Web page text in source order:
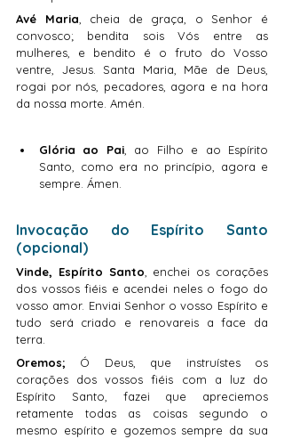
Avé Maria, cheia de graça, o Senhor é
convosco; bendita sois Vós entre as
mulheres, e bendito é o fruto do Vosso
ventre, Jesus. Santa Maria, Mãe de Deus,
rogai por nós, pecadores, agora e na hora
da nossa morte. Amén.
Glória ao Pai, ao Filho e ao Espírito
Santo, como era no princípio, agora e
sempre. Ámen.
Invocação do Espírito Santo
(opcional)
Vinde, Espírito Santo, enchei os corações
dos vossos fiéis e acendei neles o fogo do
vosso amor. Enviai Senhor o vosso Espírito e
tudo será criado e renovareis a face da
terra.
Oremos; Ó Deus, que instruístes os
corações dos vossos fiéis com a luz do
Espírito Santo, fazei que apreciemos
retamente todas as coisas segundo o
mesmo espírito e gozemos sempre da sua